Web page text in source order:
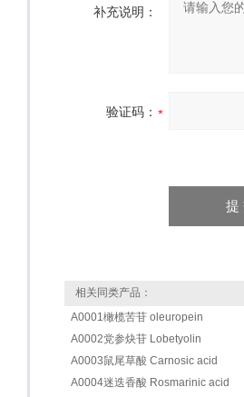
补充说明：
验证码：
相关同类产品：
A0001橄榄苦苷 oleuropein
A0002党参炔苷 Lobetyolin
A0003鼠尾草酸 Carnosic acid
A0004迷迭香酸 Rosmarinic acid